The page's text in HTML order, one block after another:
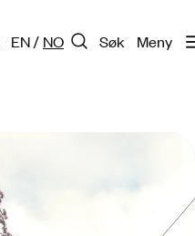
EN/ NO Søk Meny